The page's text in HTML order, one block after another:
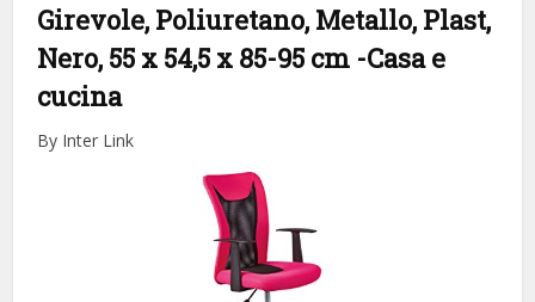
Girevole, Poliuretano, Metallo, Plast,
Nero, 55 x 54,5 x 85-95 cm -Casa e
cucina
By Inter Link